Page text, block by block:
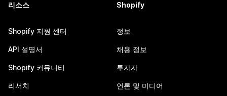
리소스
Shopify 지원 센터
API 설명서
Shopify 커뮤니티
리서치
Shopify
정보
채용 정보
투자자
언론 및 미디어